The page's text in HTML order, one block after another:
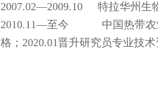
2007.02—2009.10 特拉华州生物
2010.11—至今 中国热带农业
格；2020.01晋升研究员专业技